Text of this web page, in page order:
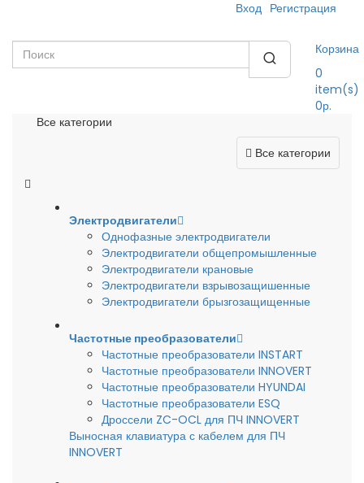
Вход Регистрация
Корзина
0
item(s)
0р.
Все категории
Все категории
Электродвигатели
Однофазные электродвигатели
Электродвигатели общепромышленные
Электродвигатели крановые
Электродвигатели взрывозащишенные
Электродвигатели брызгозащищенные
Частотные преобразователи
Частотные преобразователи INSTART
Частотные преобразователи INNOVERT
Частотные преобразователи HYUNDAI
Частотные преобразователи ESQ
Дроссели ZC-OCL для ПЧ INNOVERT
Выносная клавиатура с кабелем для ПЧ
INNOVERT